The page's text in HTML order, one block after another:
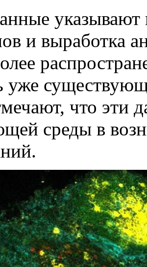
указывают
и выработка
уже
что эти
среды в